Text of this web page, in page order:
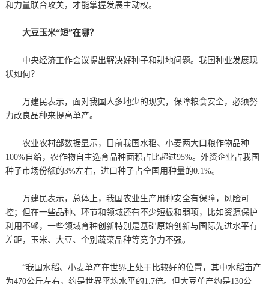
和力量联合攻关，才能掌握发展主动权。
大豆玉米“短”在哪？
中央经济工作会议提出解决好种子和耕地问题。我国种业发展现
状如何？
万建民表示，面对我国人多地少的现实，保障粮食安全，必须努
力改良品种来提高单产。
农业农村部数据显示，目前我国水稻、小麦两大口粮作物品种
100%自给，农作物自主选育品种面积占比超过95%。外资企业占我国
种子市场份额的3%左右，进口种子占全国用种量的0.1%。
万建民表示，总体上，我国农业生产用种安全有保障，风险可
控；但在一些品种、环节和领域还有不少短板和弱项，比如资源保护
利用不够，一些领域育种创新特别是基础原始创新与国际先进水平有
差距，玉米、大豆、个别蔬菜品种等竞争力不强。
“我国水稻、小麦单产在世界上处于比较好的位置，其中水稻亩产
为470公斤左右，约是世界平均水平的1.7倍。但大豆单产约是130公